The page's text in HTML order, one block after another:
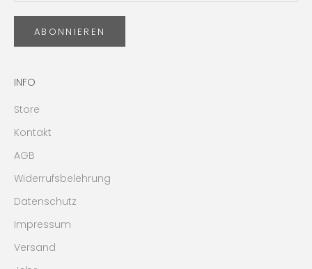
ABONNIEREN
INFO
Store
Kontakt
AGB
Widerrufsbelehrung
Datenschutz
Impressum
Versand